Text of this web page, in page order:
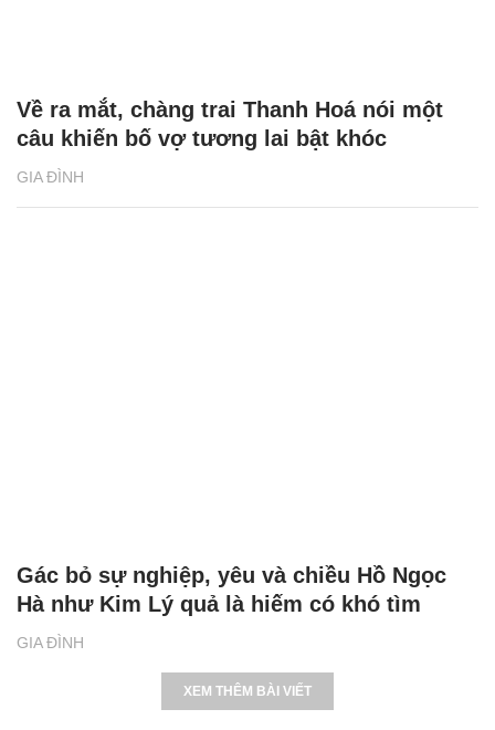
GIA ĐÌNH
Về ra mắt, chàng trai Thanh Hoá nói một
câu khiến bố vợ tương lai bật khóc
GIA ĐÌNH
Gác bỏ sự nghiệp, yêu và chiều Hồ Ngọc
Hà như Kim Lý quả là hiếm có khó tìm
XEM THÊM BÀI VIẾT